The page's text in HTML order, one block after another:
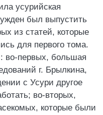
усурийская
был выпустить
из статей, которые
для первого тома.
во-первых, большая
г. Брылкина,
с Усури другое
во-вторых,
которые были